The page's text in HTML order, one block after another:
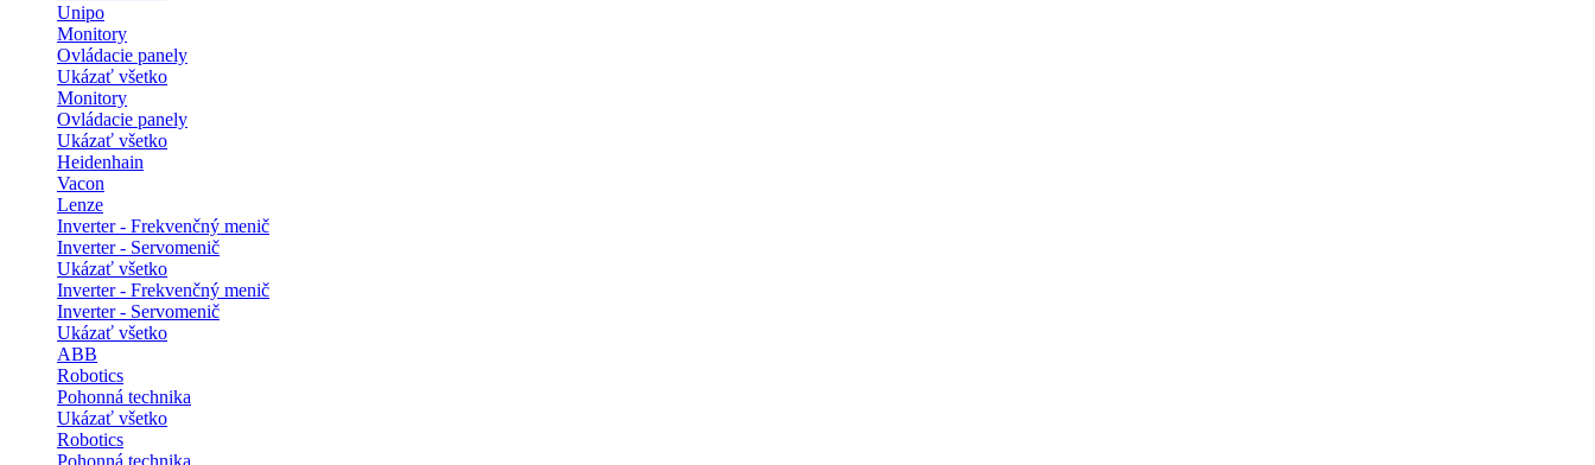
Unipo
Monitory
Ovládacie panely
Ukázať všetko
Monitory
Ovládacie panely
Ukázať všetko
Heidenhain
Vacon
Lenze
Inverter - Frekvenčný menič
Inverter - Servomenič
Ukázať všetko
Inverter - Frekvenčný menič
Inverter - Servomenič
Ukázať všetko
ABB
Robotics
Pohonná technika
Ukázať všetko
Robotics
Pohonná technika